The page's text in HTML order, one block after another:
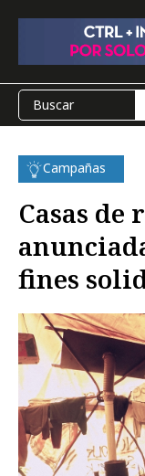
Campañas
Casas de
fines